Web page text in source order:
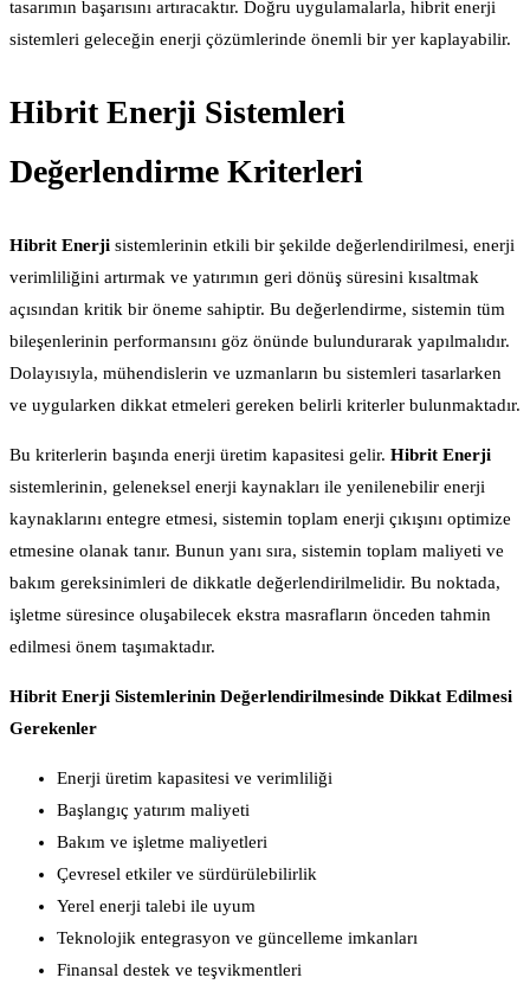
tasarımın başarısını artıracaktır. Doğru uygulamalarla, hibrit enerji
sistemleri geleceğin enerji çözümlerinde önemli bir yer kaplayabilir.
Hibrit Enerji Sistemleri
Değerlendirme Kriterleri
Hibrit Enerji sistemlerinin etkili bir şekilde değerlendirilmesi, enerji
verimliliğini artırmak ve yatırımın geri dönüş süresini kısaltmak
açısından kritik bir öneme sahiptir. Bu değerlendirme, sistemin tüm
bileşenlerinin performansını göz önünde bulundurarak yapılmalıdır.
Dolayısıyla, mühendislerin ve uzmanların bu sistemleri tasarlarken
ve uygularken dikkat etmeleri gereken belirli kriterler bulunmaktadır.
Bu kriterlerin başında enerji üretim kapasitesi gelir. Hibrit Enerji
sistemlerinin, geleneksel enerji kaynakları ile yenilenebilir enerji
kaynaklarını entegre etmesi, sistemin toplam enerji çıkışını optimize
etmesine olanak tanır. Bunun yanı sıra, sistemin toplam maliyeti ve
bakım gereksinimleri de dikkatle değerlendirilmelidir. Bu noktada,
işletme süresince oluşabilecek ekstra masrafların önceden tahmin
edilmesi önem taşımaktadır.
Hibrit Enerji Sistemlerinin Değerlendirilmesinde Dikkat Edilmesi
Gerekenler
Enerji üretim kapasitesi ve verimliliği
Başlangıç yatırım maliyeti
Bakım ve işletme maliyetleri
Çevresel etkiler ve sürdürülebilirlik
Yerel enerji talebi ile uyum
Teknolojik entegrasyon ve güncelleme imkanları
Finansal destek ve teşvikmentleri